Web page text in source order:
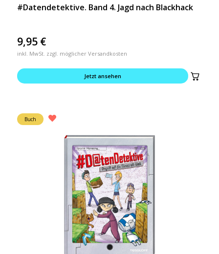
#Datendetektive. Band 4. Jagd nach Blackhack
9,95 €
inkl. MwSt. zzgl. möglicher Versandkosten
Jetzt ansehen
Buch